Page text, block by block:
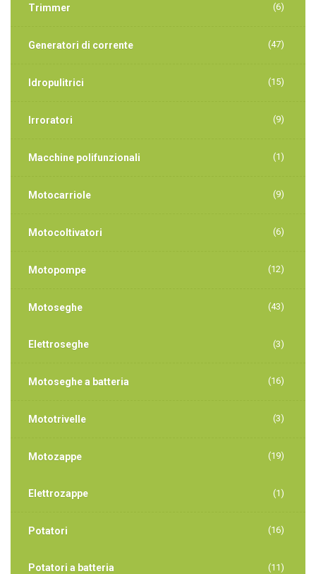
Trimmer (6)
Generatori di corrente (47)
Idropulitrici (15)
Irroratori (9)
Macchine polifunzionali (1)
Motocarriole (9)
Motocoltivatori (6)
Motopompe (12)
Motoseghe (43)
Elettroseghe (3)
Motoseghe a batteria (16)
Mototrivelle (3)
Motozappe (19)
Elettrozappe (1)
Potatori (16)
Potatori a batteria (11)